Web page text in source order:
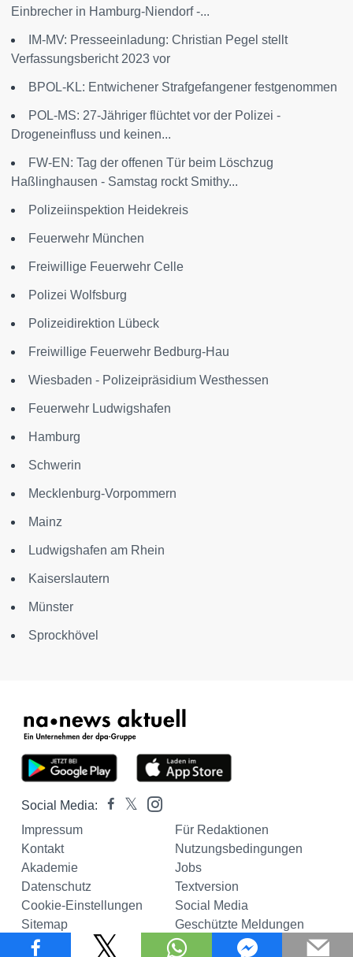
Einbrecher in Hamburg-Niendorf -...
IM-MV: Presseeinladung: Christian Pegel stellt
Verfassungsbericht 2023 vor
BPOL-KL: Entwichener Strafgefangener festgenommen
POL-MS: 27-Jähriger flüchtet vor der Polizei -
Drogeneinfluss und keinen...
FW-EN: Tag der offenen Tür beim Löschzug
Haßlinghausen - Samstag rockt Smithy...
Polizeiinspektion Heidekreis
Feuerwehr München
Freiwillige Feuerwehr Celle
Polizei Wolfsburg
Polizeidirektion Lübeck
Freiwillige Feuerwehr Bedburg-Hau
Wiesbaden - Polizeipräsidium Westhessen
Feuerwehr Ludwigshafen
Hamburg
Schwerin
Mecklenburg-Vorpommern
Mainz
Ludwigshafen am Rhein
Kaiserslautern
Münster
Sprockhövel
Social Media:
Impressum
Für Redaktionen
Kontakt
Nutzungsbedingungen
Akademie
Jobs
Datenschutz
Textversion
Cookie-Einstellungen
Social Media
Sitemap
Geschützte Meldungen